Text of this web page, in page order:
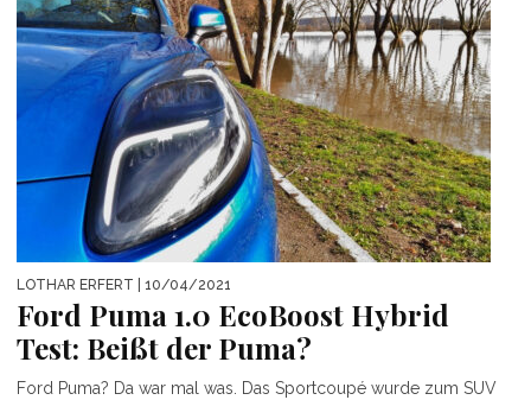
LOTHAR ERFERT | 10/04/2021
Ford Puma 1.0 EcoBoost Hybrid
Test: Beißt der Puma?
Ford Puma? Da war mal was. Das Sportcoupé wurde zum SUV